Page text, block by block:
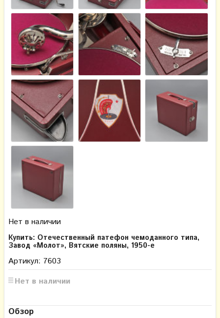
Нет в наличии
Купить: Отечественный патефон чемоданного типа,
Завод «Молот», Вятские поляны, 1950-е
Артикул: 7603
Нет в наличии
Обзор